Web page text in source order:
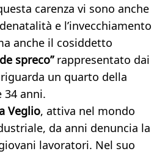
carenza vi sono anche
e l’invecchiamento
anche il cosiddetto
spreco”rappresentato dai
un quarto della
34 anni.
Veglio, attiva nel mondo
da anni denuncia la
lavoratori. Nel suo